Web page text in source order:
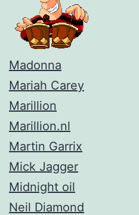
Madonna
Mariah Carey
Marillion
Marillion.nl
Martin Garrix
Mick Jagger
Midnight oil
Neil Diamond